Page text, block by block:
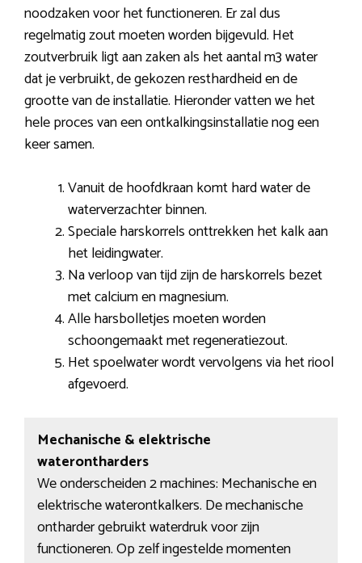
noodzaken voor het functioneren. Er zal dus
regelmatig zout moeten worden bijgevuld. Het
zoutverbruik ligt aan zaken als het aantal m3 water
dat je verbruikt, de gekozen resthardheid en de
grootte van de installatie. Hieronder vatten we het
hele proces van een ontkalkingsinstallatie nog een
keer samen.
Vanuit de hoofdkraan komt hard water de
waterverzachter binnen.
Speciale harskorrels onttrekken het kalk aan
het leidingwater.
Na verloop van tijd zijn de harskorrels bezet
met calcium en magnesium.
Alle harsbolletjes moeten worden
schoongemaakt met regeneratiezout.
Het spoelwater wordt vervolgens via het riool
afgevoerd.
Mechanische & elektrische
waterontharders
We onderscheiden 2 machines: Mechanische en
elektrische waterontkalkers. De mechanische
ontharder gebruikt waterdruk voor zijn
functioneren. Op zelf ingestelde momenten